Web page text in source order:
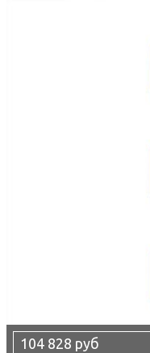
104 828 руб